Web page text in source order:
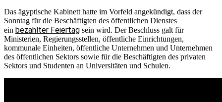
Das ägyptische Kabinett hatte im Vorfeld angekündigt, dass der
Sonntag für die Beschäftigten des öffentlichen Dienstes
ein bezahlter Feiertag sein wird. Der Beschluss galt für
Ministerien, Regierungsstellen, öffentliche Einrichtungen,
kommunale Einheiten, öffentliche Unternehmen und Unternehmen
des öffentlichen Sektors sowie für die Beschäftigten des privaten
Sektors und Studenten an Universitäten und Schulen.